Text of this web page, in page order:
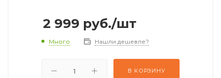
2 999 руб./шт
Много Нашли дешевле?
В КОРЗИНУ